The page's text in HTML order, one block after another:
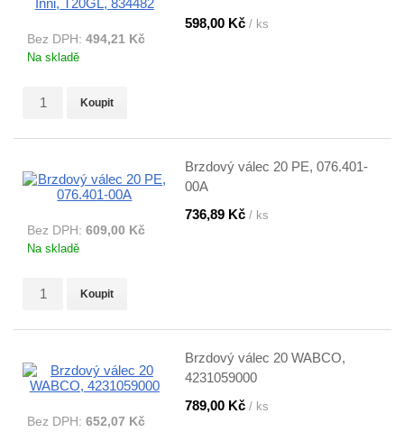
598,00 Kč / ks
Bez DPH: 494,21 Kč
Na skladě
Koupit
Brzdový válec 20 PE, 076.401-
00A
736,89 Kč / ks
Bez DPH: 609,00 Kč
Na skladě
Koupit
Brzdový válec 20 WABCO,
4231059000
789,00 Kč / ks
Bez DPH: 652,07 Kč